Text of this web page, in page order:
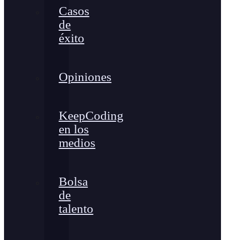
Casos
de
éxito
Opiniones
KeepCoding
en los
medios
Bolsa
de
talento